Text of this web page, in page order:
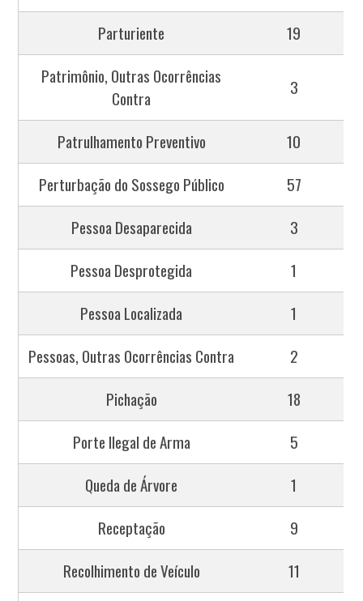
Parturiente
19
Patrimônio, Outras Ocorrências
Contra
3
Patrulhamento Preventivo
10
Perturbação do Sossego Público
57
Pessoa Desaparecida
3
Pessoa Desprotegida
1
Pessoa Localizada
1
Pessoas, Outras Ocorrências Contra
2
Pichação
18
Porte Ilegal de Arma
5
Queda de Árvore
1
Receptação
9
Recolhimento de Veículo
11